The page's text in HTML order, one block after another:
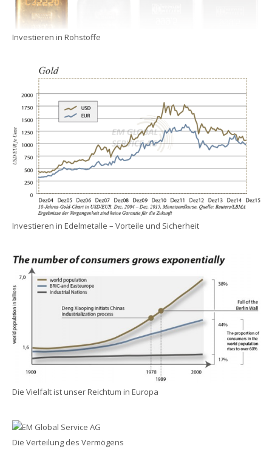
Investieren in Rohstoffe
Investieren in Edelmetalle – Vorteile und Sicherheit
Die Vielfalt ist unser Reichtum in Europa
Die Verteilung des Vermögens